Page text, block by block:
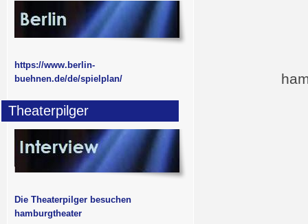
https://www.berlin-
buehnen.de/de/spielplan/
Theaterpilger
Die Theaterpilger besuchen
hamburgtheater